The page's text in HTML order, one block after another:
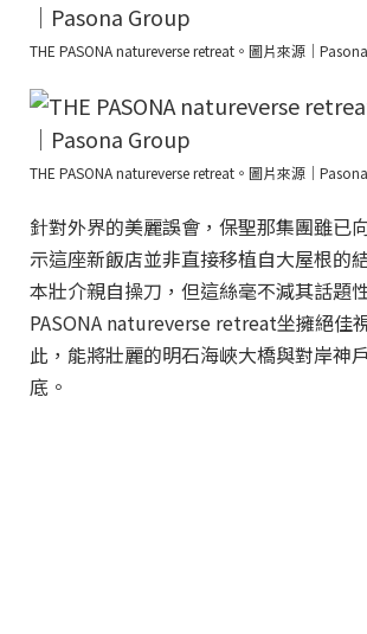
THE PASONA natureverse retreat。圖片來源｜
THE PASONA natureverse retreat。圖片來源｜
針對外界的美麗誤會，保聖那集團雖已
示這座新飯店並非直接移植自大屋根的
本壯介親自操刀，但這絲毫不減其話題
PASONA natureverse retreat坐擁絕佳
此，能將壯麗的明石海峽大橋與對岸神
底。